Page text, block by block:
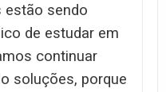
estão sendo
de estudar em
continuar
soluções, porque